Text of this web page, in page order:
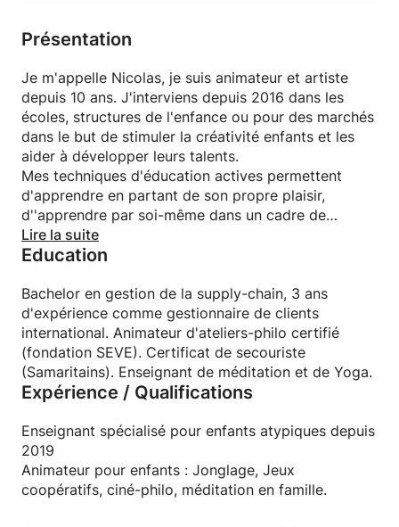
Présentation
Je m'appelle Nicolas, je suis animateur et artiste
depuis 10 ans. J'interviens depuis 2016 dans les
écoles, structures de l'enfance ou pour des marchés
dans le but de stimuler la créativité enfants et les
aider à développer leurs talents.
Mes techniques d'éducation actives permettent
d'apprendre en partant de son propre plaisir,
d''apprendre par soi-même dans un cadre de
bienveillance et d'écoute.
Lire la suite
Education
Bachelor en gestion de la supply-chain, 3 ans
d'expérience comme gestionnaire de clients
international. Animateur d'ateliers-philo certifié
(fondation SEVE). Certificat de secouriste
(Samaritains). Enseignant de méditation et de Yoga.
Expérience / Qualifications
Enseignant spécialisé pour enfants atypiques depuis
2019
Animateur pour enfants : Jonglage, Jeux
coopératifs, ciné-philo, méditation en famille.